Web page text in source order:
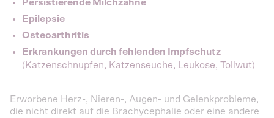
Persistierende Milchzähne
Epilepsie
Osteoarthritis
Erkrankungen durch fehlenden Impfschutz
(Katzenschnupfen, Katzenseuche, Leukose, Tollwut)
Erworbene Herz-, Nieren-, Augen- und Gelenkprobleme,
die nicht direkt auf die Brachycephalie oder eine andere